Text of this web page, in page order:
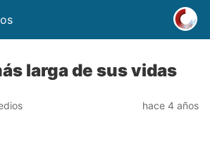
larga de sus vidas
hace 4 años